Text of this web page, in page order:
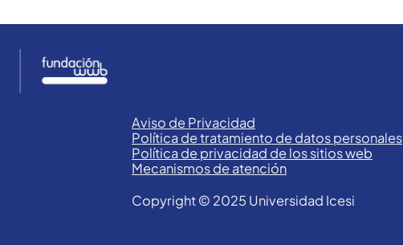
Aviso de Privacidad
Política de tratamiento de datos personales
Política de privacidad de los sitios web
Mecanismos de atención
Copyright © 2025 Universidad Icesi